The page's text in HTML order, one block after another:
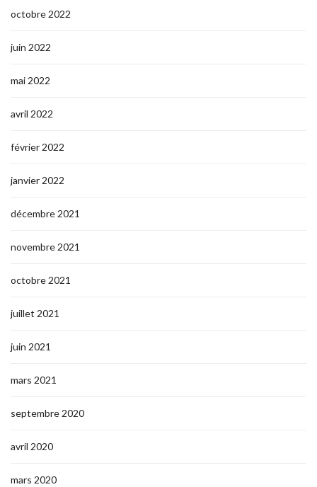
octobre 2022
juin 2022
mai 2022
avril 2022
février 2022
janvier 2022
décembre 2021
novembre 2021
octobre 2021
juillet 2021
juin 2021
mars 2021
septembre 2020
avril 2020
mars 2020